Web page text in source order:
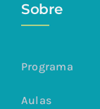
Sobre
Programa
Aulas